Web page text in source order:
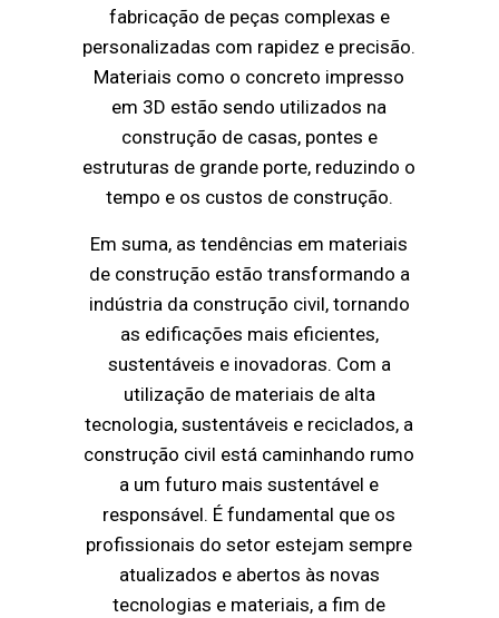
fabricação de peças complexas e
personalizadas com rapidez e precisão.
Materiais como o concreto impresso
em 3D estão sendo utilizados na
construção de casas, pontes e
estruturas de grande porte, reduzindo o
tempo e os custos de construção.
Em suma, as tendências em materiais
de construção estão transformando a
indústria da construção civil, tornando
as edificações mais eficientes,
sustentáveis e inovadoras. Com a
utilização de materiais de alta
tecnologia, sustentáveis e reciclados, a
construção civil está caminhando rumo
a um futuro mais sustentável e
responsável. É fundamental que os
profissionais do setor estejam sempre
atualizados e abertos às novas
tecnologias e materiais, a fim de